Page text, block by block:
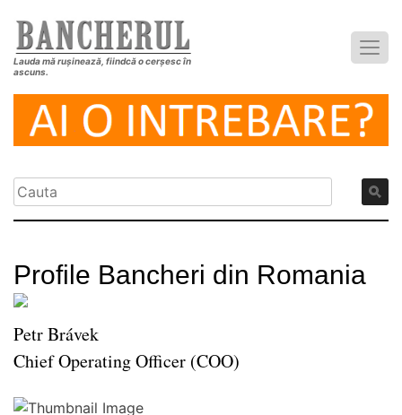
Lauda mă rușinează, fiindcă o cerșesc în
ascuns.
Profile Bancheri din Romania
Petr Brávek
Chief Operating Officer (COO)